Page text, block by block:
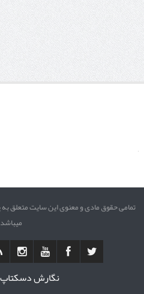
تمامی حقوق مادی و معنوی این سایت متعلق به
نگارش دسکتاپ